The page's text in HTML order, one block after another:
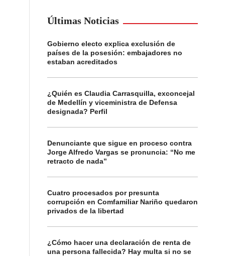
Últimas Noticias
Gobierno electo explica exclusión de
países de la posesión: embajadores no
estaban acreditados
¿Quién es Claudia Carrasquilla, exconcejal
de Medellín y viceministra de Defensa
designada? Perfil
Denunciante que sigue en proceso contra
Jorge Alfredo Vargas se pronuncia: “No me
retracto de nada”
Cuatro procesados por presunta
corrupción en Comfamiliar Nariño quedaron
privados de la libertad
¿Cómo hacer una declaración de renta de
una persona fallecida? Hay multa si no se